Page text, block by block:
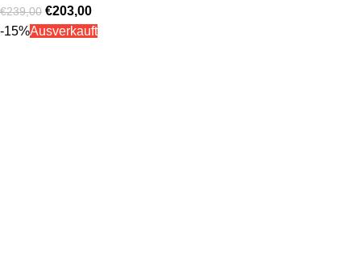
€239,00 €203,00
-15%Ausverkauft